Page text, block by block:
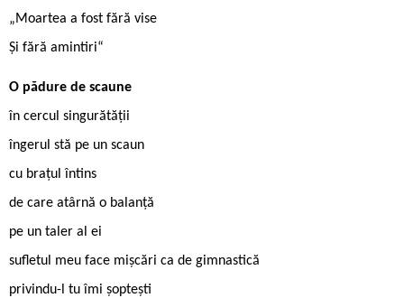
„Moartea a fost fără vise
Și fără amintiri“
O pădure de scaune
în cercul singurătății
îngerul stă pe un scaun
cu brațul întins
de care atârnă o balanță
pe un taler al ei
sufletul meu face mișcări ca de gimnastică
privindu-l tu îmi șoptești